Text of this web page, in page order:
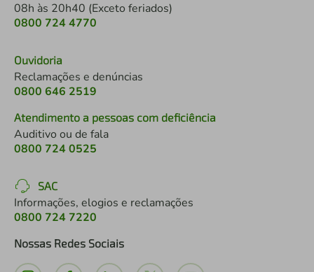
08h às 20h40 (Exceto feriados)
0800 724 4770
Ouvidoria
Reclamações e denúncias
0800 646 2519
Atendimento a pessoas com deficiência
Auditivo ou de fala
0800 724 0525
SAC
Informações, elogios e reclamações
0800 724 7220
Nossas Redes Sociais